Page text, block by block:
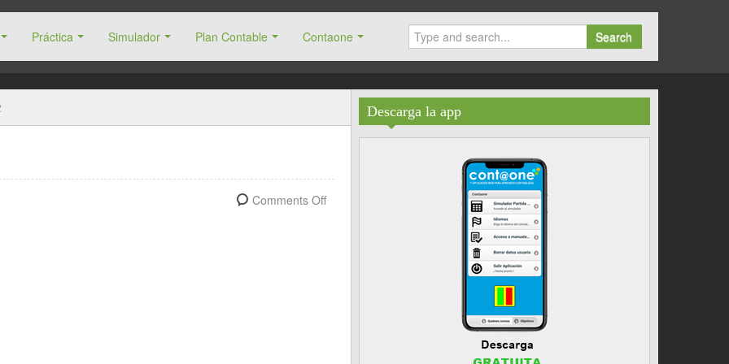
Práctica Simulador Plan Contable Contaone Search
Comments Off
Descarga la app